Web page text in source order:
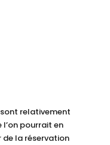
relativement
pourrait en
de la réservation